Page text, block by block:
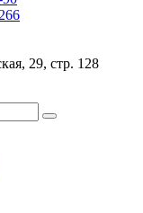
29, стр. 128